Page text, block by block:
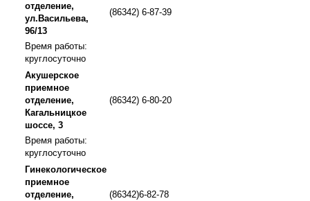
отделение,
ул.Васильева,
96/13
(86342) 6-87-39
Время работы:
круглосуточно
Акушерское
приемное
отделение,
Кагальницкое
шоссе, 3
(86342) 6-80-20
Время работы:
круглосуточно
Гинекологическое
приемное
отделение,
(86342)6-82-78